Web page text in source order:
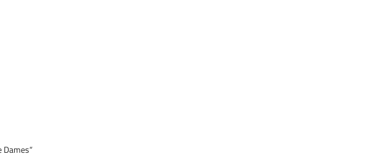
Dames“